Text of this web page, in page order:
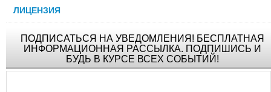
ЛИЦЕНЗИЯ
ПОДПИСАТЬСЯ НА УВЕДОМЛЕНИЯ! БЕСПЛАТНАЯ
ИНФОРМАЦИОННАЯ РАССЫЛКА. ПОДПИШИСЬ И
БУДЬ В КУРСЕ ВСЕХ СОБЫТИЙ!